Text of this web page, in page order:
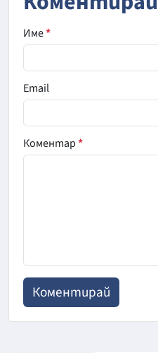
Име*
Email
Коментар*